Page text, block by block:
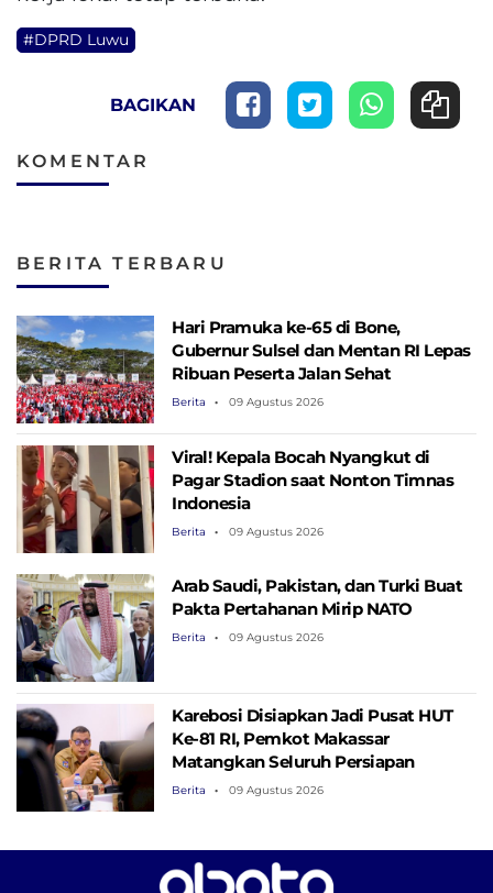
#DPRD Luwu
BAGIKAN
KOMENTAR
BERITA TERBARU
Hari Pramuka ke-65 di Bone,
Gubernur Sulsel dan Mentan RI Lepas
Ribuan Peserta Jalan Sehat
Berita 09 Agustus 2026
Viral! Kepala Bocah Nyangkut di
Pagar Stadion saat Nonton Timnas
Indonesia
Berita 09 Agustus 2026
Arab Saudi, Pakistan, dan Turki Buat
Pakta Pertahanan Mirip NATO
Berita 09 Agustus 2026
Karebosi Disiapkan Jadi Pusat HUT
Ke-81 RI, Pemkot Makassar
Matangkan Seluruh Persiapan
Berita 09 Agustus 2026